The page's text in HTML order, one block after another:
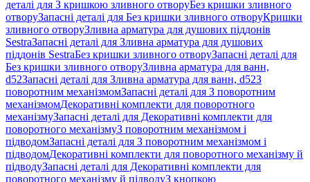
деталі для З кришкою зливного отворуБез кришки зливного
отворуЗапасні деталі для Без кришки зливного отворуКришки
зливного отворуЗливна арматура для душових піддонів
SestraЗапасні деталі для Зливна арматура для душових
піддонів SestraБез кришки зливного отворуЗапасні деталі для
Без кришки зливного отворуЗливна арматура для ванн,
d52Запасні деталі для Зливна арматура для ванн, d52З
поворотним механізмомЗапасні деталі для З поворотним
механізмомДекоративні комплекти для поворотного
механізмуЗапасні деталі для Декоративні комплекти для
поворотного механізмуЗ поворотним механізмом і
підводомЗапасні деталі для З поворотним механізмом і
підводомДекоративні комплекти для поворотного механізму й
підводуЗапасні деталі для Декоративні комплекти для
поворотного механізму й підводуЗ кнопкою